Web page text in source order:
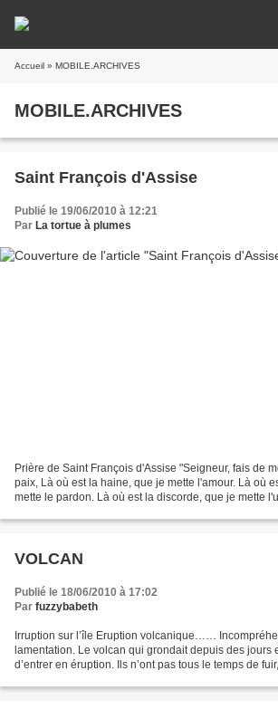
Accueil » MOBILE.ARCHIVES
MOBILE.ARCHIVES
Saint François d'Assise
Publié le 19/06/2010 à 12:21
Par La tortue à plumes
Prière de Saint François d'Assise "Seigneur, fais de
paix, Là où est la haine, que je mette l'amour. Là où
mette le pardon. Là où est la discorde, que je mette
VOLCAN
Publié le 18/06/2010 à 17:02
Par fuzzybabeth
Irruption sur l’île Eruption volcanique……
lamentation. Le volcan qui grondait depuis des jours
d’entrer en éruption. Ils n’ont pas tous le temps de